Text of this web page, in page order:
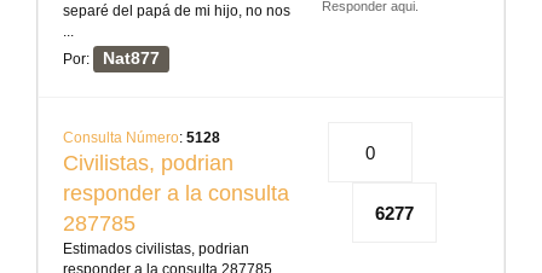
separé del papá de mi hijo, no nos
...
Por:
Nat877
Responder aqui.
Consulta Número: 5128
Civilistas, podrian
responder a la consulta
287785
Estimados civilistas, podrian
responder a la consulta 287785
0
6277